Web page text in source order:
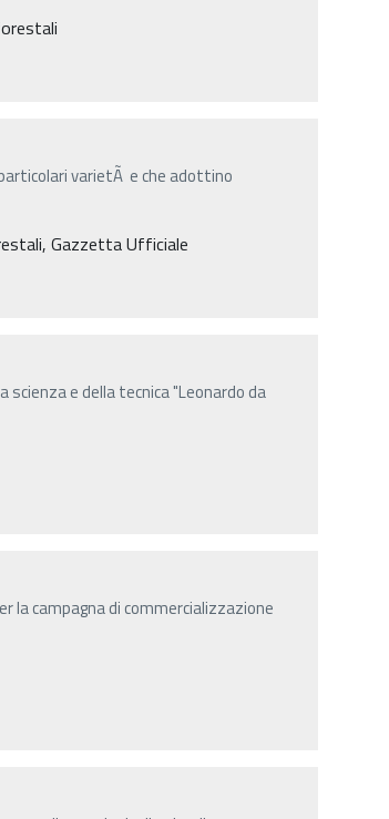
varietÃ e che adottino
Gazzetta Ufficiale
e della tecnica "Leonardo da
la campagna di commercializzazione